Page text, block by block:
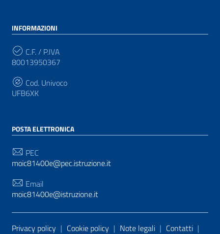
INFORMAZIONI
C.F. / P.IVA
80013950367
Cod. Univoco
UFB6XK
POSTA ELETTRONICA
PEC
moic81400e@pec.istruzione.it
Email
moic81400e@istruzione.it
Sezione Link Utili
Privacy policy | Cookie policy | Note legali | Contatti |